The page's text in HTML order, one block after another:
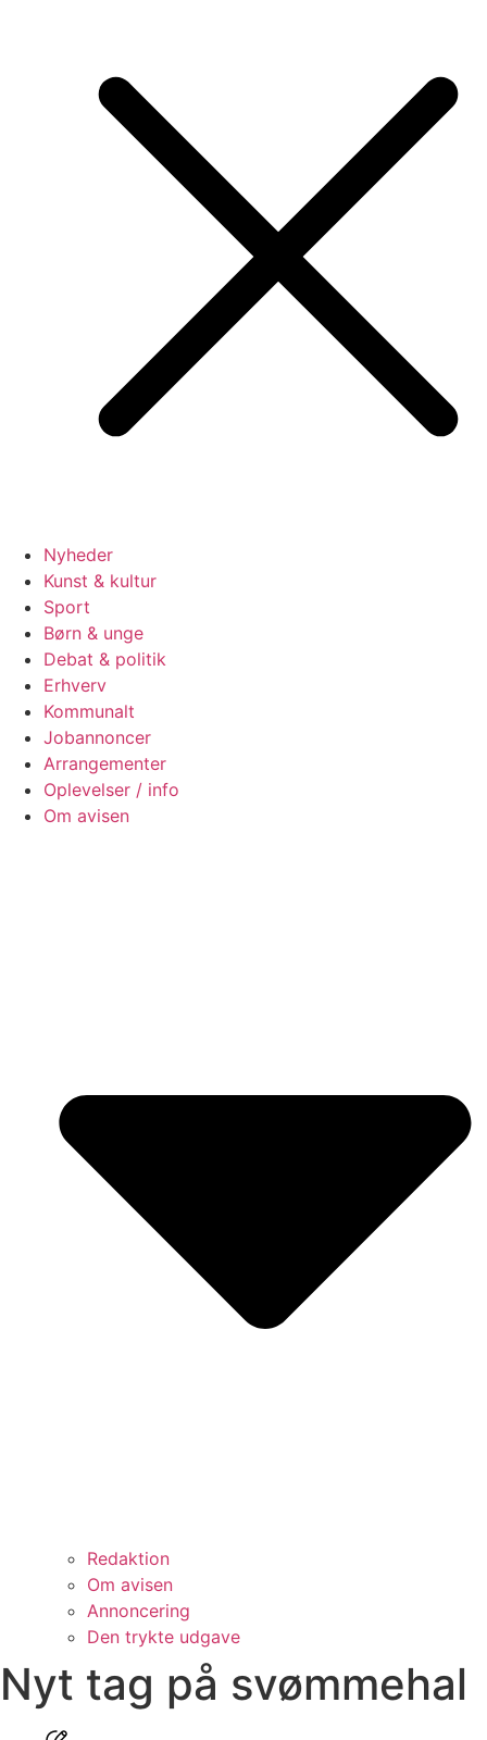
Nyheder
Kunst & kultur
Sport
Børn & unge
Debat & politik
Erhverv
Kommunalt
Jobannoncer
Arrangementer
Oplevelser / info
Om avisen
Redaktion
Om avisen
Annoncering
Den trykte udgave
Nyt tag på svømmehal